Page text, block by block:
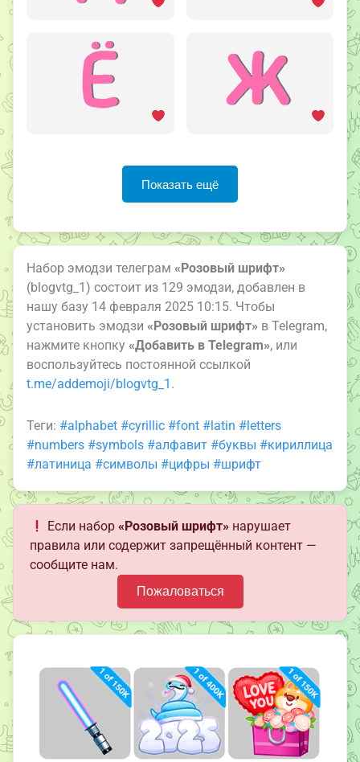
Показать ещё
Набор эмодзи телеграм «Розовый шрифт»
(blogvtg_1) состоит из 129 эмодзи, добавлен в
нашу базу 14 февраля 2025 10:15. Чтобы
установить эмодзи «Розовый шрифт» в Telegram,
нажмите кнопку «Добавить в Telegram», или
воспользуйтесь постоянной ссылкой
t.me/addemoji/blogvtg_1 .
Теги: #alphabet #cyrillic #font #latin #letters
#numbers #symbols #алфавит #буквы #кириллица
#латиница #символы #цифры #шрифт
Если набор«Розовый шрифт» нарушает
правила или содержит запрещённый контент —
сообщите нам.
Пожаловаться